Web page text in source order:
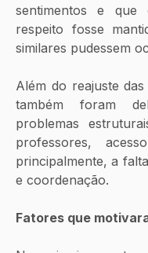
sentimentos e
respeito fosse
similares pudessem
Além do reajuste
também foram
problemas
professores,
principalmente, a
e coordenação.
Fatores que